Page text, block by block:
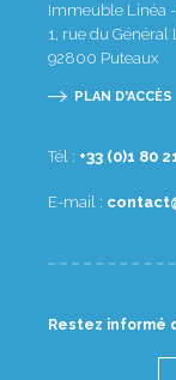
Immeuble Linéa
1, rue du Général
92800 Puteaux
PLAN D'ACCÈS
Tél : 10 80 12 08
E-mail :
Restez informé